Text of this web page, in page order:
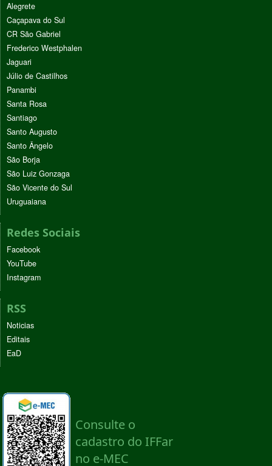
Alegrete
Caçapava do Sul
CR São Gabriel
Frederico Westphalen
Jaguari
Júlio de Castilhos
Panambi
Santa Rosa
Santiago
Santo Augusto
Santo Ângelo
São Borja
São Luiz Gonzaga
São Vicente do Sul
Uruguaiana
Redes Sociais
Facebook
YouTube
Instagram
RSS
Noticias
Editais
EaD